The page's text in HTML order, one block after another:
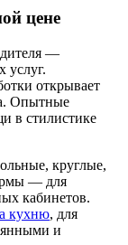
цене
—
услуг.
открывает
Опытные
в стилистике
круглые,
— для
кабинетов.
кухню, для
и